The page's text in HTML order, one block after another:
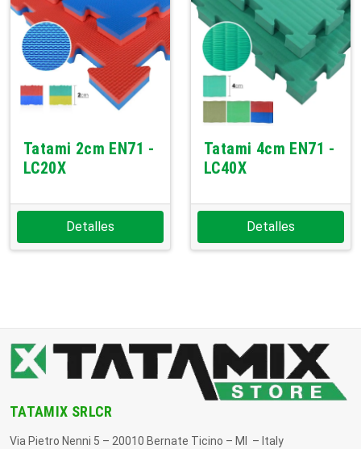
Tatami 2cm EN71 -
LC20X
Detalles
Tatami 4cm EN71 -
LC40X
Detalles
TATAMIX SRLCR
Via Pietro Nenni 5 – 20010 Bernate Ticino – MI – Italy